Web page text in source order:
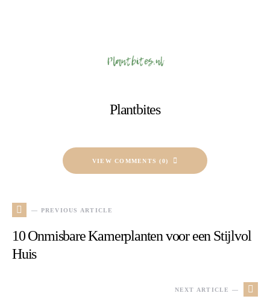
Plantbites
VIEW COMMENTS (0)
— PREVIOUS ARTICLE
10 Onmisbare Kamerplanten voor een Stijlvol
Huis
NEXT ARTICLE —